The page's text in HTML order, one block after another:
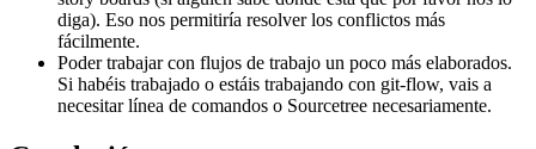
diga). Eso nos permitiría resolver los conflictos más
fácilmente.
Poder trabajar con flujos de trabajo un poco más elaborados.
Si habéis trabajado o estáis trabajando con git-flow, vais a
necesitar línea de comandos o Sourcetree necesariamente.